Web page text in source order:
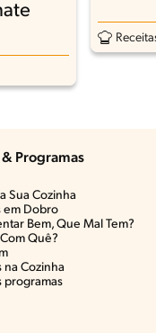
Programas​
Sua Cozinha
em Dobro
Bem, Que Mal Tem?​
Quê?​
na Cozinha​
programas